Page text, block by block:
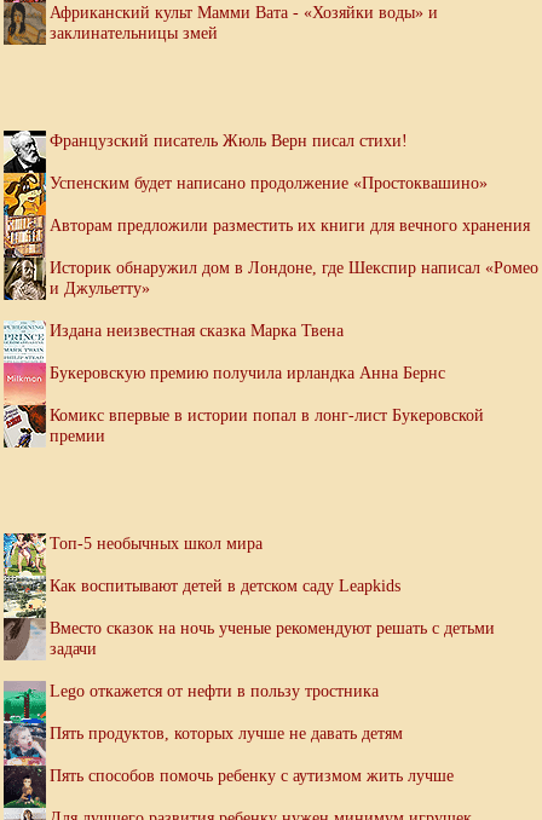
Африканский культ Мамми Вата - «Хозяйки воды» и
заклинательницы змей
Французский писатель Жюль Верн писал стихи!
Успенским будет написано продолжение «Простоквашино»
Авторам предложили разместить их книги для вечного хранения
Историк обнаружил дом в Лондоне, где Шекспир написал «Ромео
и Джульетту»
Издана неизвестная сказка Марка Твена
Букеровскую премию получила ирландка Анна Бернс
Комикс впервые в истории попал в лонг-лист Букеровской
премии
Топ-5 необычных школ мира
Как воспитывают детей в детском саду Leapkids
Вместо сказок на ночь ученые рекомендуют решать с детьми
задачи
Lego откажется от нефти в пользу тростника
Пять продуктов, которых лучше не давать детям
Пять способов помочь ребенку с аутизмом жить лучше